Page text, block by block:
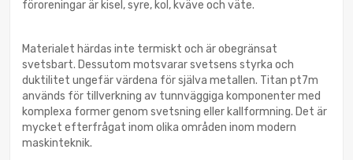
föroreningar är kisel, syre, kol, kväve och väte.
Materialet härdas inte termiskt och är obegränsat
svetsbart. Dessutom motsvarar svetsens styrka och
duktilitet ungefär värdena för själva metallen. Titan pt7m
används för tillverkning av tunnväggiga komponenter med
komplexa former genom svetsning eller kallformning. Det är
mycket efterfrågat inom olika områden inom modern
maskinteknik.